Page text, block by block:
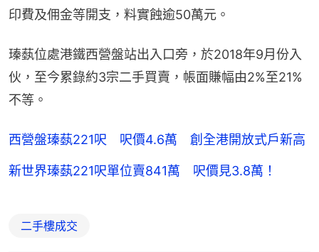
印費及佣金等開支，料實蝕逾50萬元。
瑧蓺位處港鐵西營盤站出入口旁，於2018年9月份入
伙，至今累錄約3宗二手買賣，帳面賺幅由2%至21%
不等。
西營盤瑧蓺221呎 呎價4.6萬 創全港開放式戶新高
新世界瑧蓺221呎單位賣841萬 呎價見3.8萬！
二手樓成交